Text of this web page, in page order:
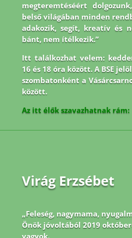
megteremtéséért
belső világában minden
adakozik, segít, kreatív és
bánt, nem ítélkezik.”
Itt találkozhat velem:
16 és 18 óra között. A BSE
szombatonként a
között.
Az itt élők szavazhatnak rám:
Virág Erzsébet
„Feleség, nagymama,
Önök jóvoltából 2019